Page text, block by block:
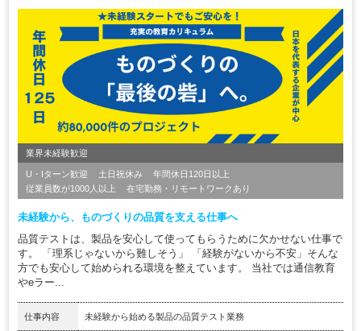
業界未経験歓迎
U・Iターン歓迎 土日祝休み
年間休日120日以上
従業員数が1000人以上
在宅勤務・リモートワークあり
未経験から、ものづくりの品質を支える仕事へ
品質テストは、製品を安心して使ってもらうために欠かせない仕事で
す。 「理系じゃないから難しそう」 「経験がないから不安」そんな
方でも安心して始められる環境を整えています。 当社では通信教育
やeラー...
仕事内容 未経験から始める製品の品質テスト業務